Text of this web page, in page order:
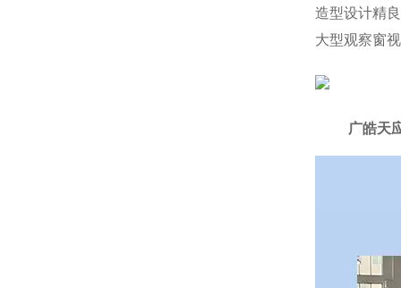
造型设计精
大型观察窗
广皓天